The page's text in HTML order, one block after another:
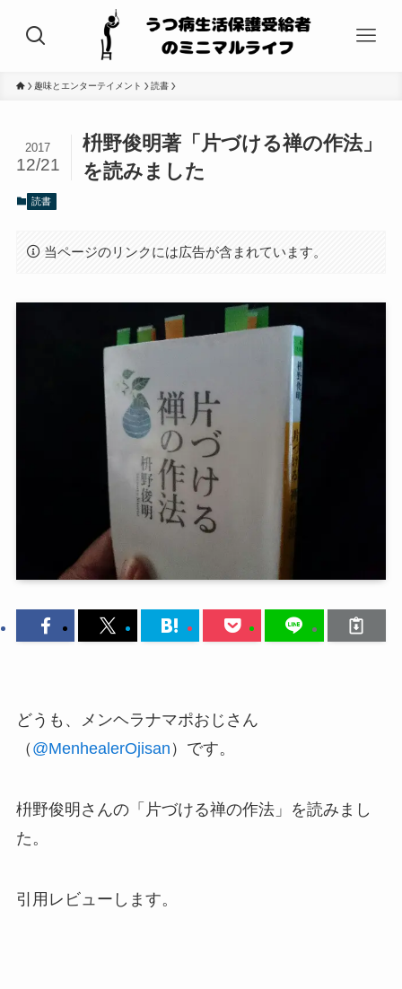
趣味とエンターテイメント 読書
枡野俊明著「片づける禅の作法」
を読みました
2017
12/21
読書
当ページのリンクには広告が含まれています。
どうも、メンヘラナマポおじさん
（ @MenhealerOjisan ）です。
枡野俊明さんの「片づける禅の作法」を読みまし
た。
引用レビューします。